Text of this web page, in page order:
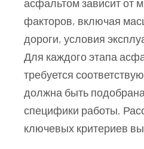
асфальтом зависит от
факторов, включая
дороги, условия
Для каждого этапа
требуется
должна быть
специфики работы.
ключевых критериев